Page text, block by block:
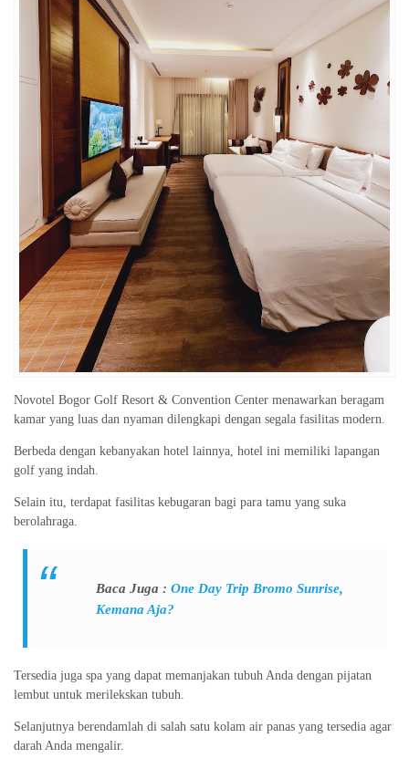
Novotel Bogor Golf Resort & Convention Center menawarkan beragam
kamar yang luas dan nyaman dilengkapi dengan segala fasilitas modern.
Berbeda dengan kebanyakan hotel lainnya, hotel ini memiliki lapangan
golf yang indah.
Selain itu, terdapat fasilitas kebugaran bagi para tamu yang suka
berolahraga.
Baca Juga :One Day Trip Bromo Sunrise,
Kemana Aja?
Tersedia juga spa yang dapat memanjakan tubuh Anda dengan pijatan
lembut untuk merilekskan tubuh.
Selanjutnya berendamlah di salah satu kolam air panas yang tersedia agar
darah Anda mengalir.